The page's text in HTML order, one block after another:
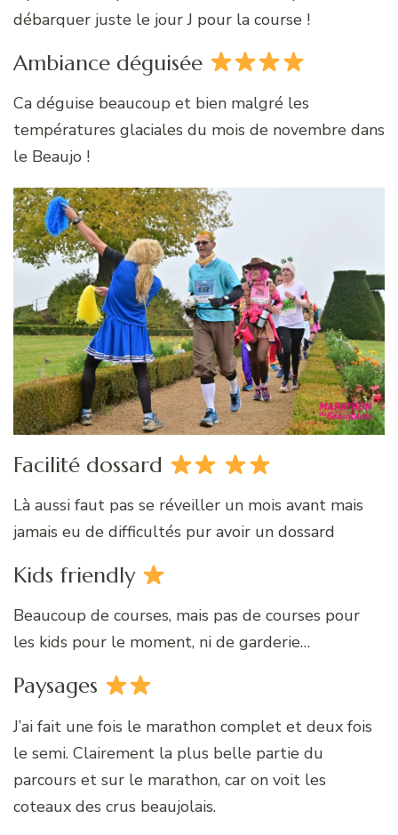
débarquer juste le jour J pour la course !
Ambiance déguisée
Ca déguise beaucoup et bien malgré les
températures glaciales du mois de novembre dans
le Beaujo !
Facilité dossard
Là aussi faut pas se réveiller un mois avant mais
jamais eu de difficultés pur avoir un dossard
Kids friendly
Beaucoup de courses, mais pas de courses pour
les kids pour le moment, ni de garderie…
Paysages
J’ai fait une fois le marathon complet et deux fois
le semi. Clairement la plus belle partie du
parcours et sur le marathon, car on voit les
coteaux des crus beaujolais.